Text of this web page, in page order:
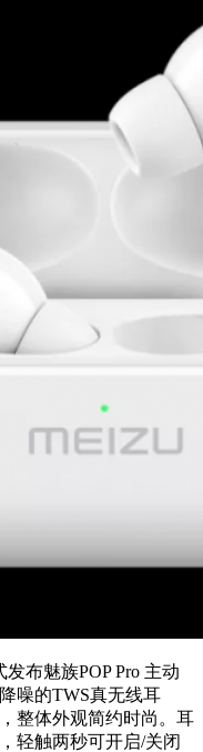
布魅族POP Pro 主动
噪的TWS真无线耳
整体外观简约时尚。耳
轻触两秒可开启/关闭